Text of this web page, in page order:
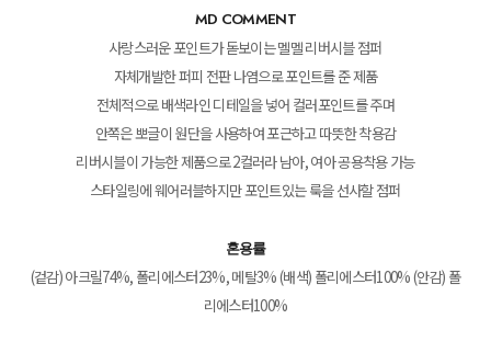
MD COMMENT
사랑스러운 포인트가 돋보이는 멜멜 리버시블 점퍼
자체개발한 퍼피 전판 나염으로 포인트를 준 제품
전체적으로 배색라인 디테일을 넣어 컬러포인트를 주며
안쪽은 뽀글이 원단을 사용하여 포근하고 따뜻한 착용감
리버시블이 가능한 제품으로 2컬러라 남아, 여아 공용착용 가능
스타일링에 웨어러블하지만 포인트있는 룩을 선사할 점퍼
혼용률
(겉감) 아크릴74%, 폴리에스터23%, 메탈3% (배색) 폴리에스터100% (안감) 폴
리에스터100%